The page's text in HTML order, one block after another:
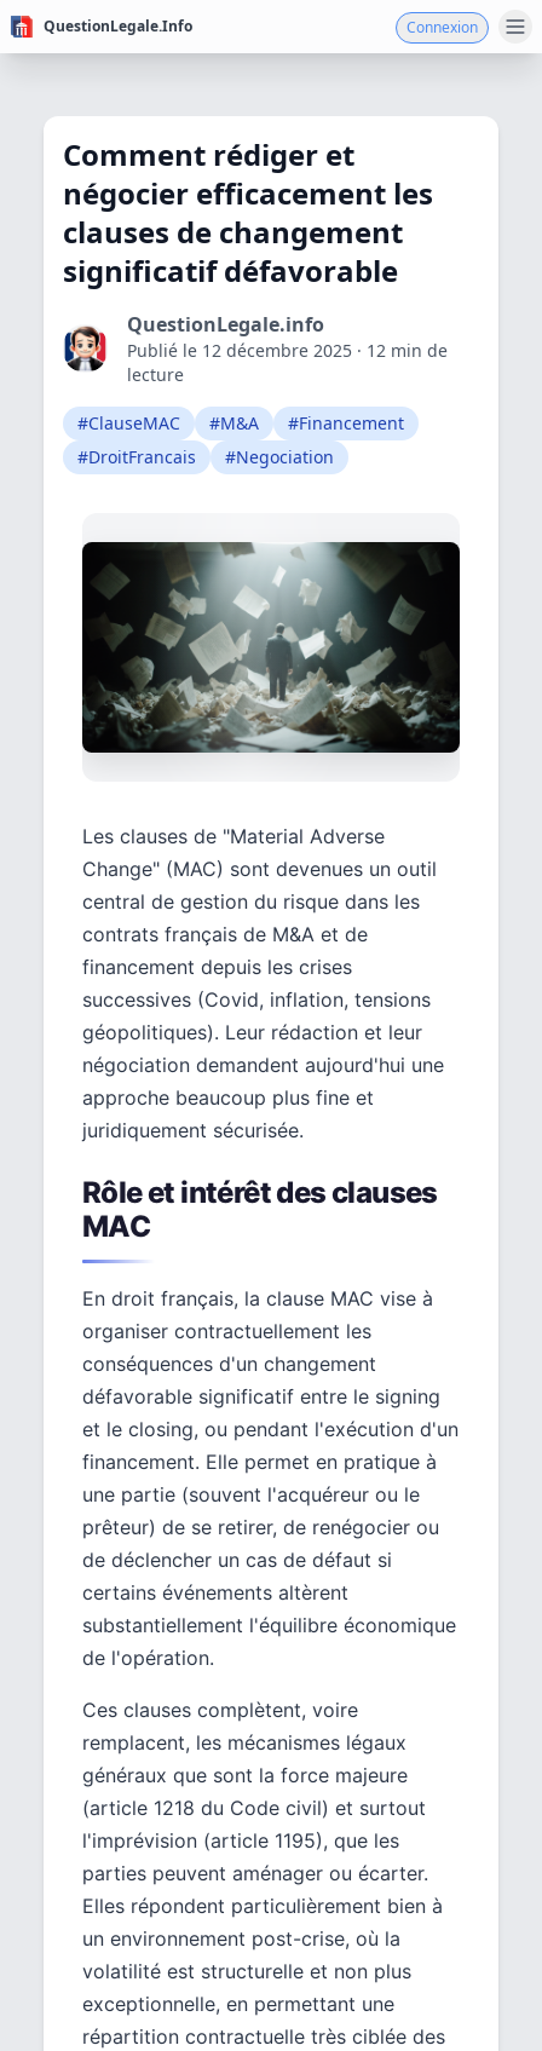
QuestionLegale.Info Connexion
Comment rédiger et
négocier efficacement les
clauses de changement
significatif défavorable
QuestionLegale.info
Publié le 12 décembre 2025 · 12 min de
lecture
#ClauseMAC #M&A
#Financement
#DroitFrancais
#Negociation
Les clauses de "Material Adverse
Change" (MAC) sont devenues un outil
central de gestion du risque dans les
contrats français de M&A et de
financement depuis les crises
successives (Covid, inflation, tensions
géopolitiques). Leur rédaction et leur
négociation demandent aujourd'hui une
approche beaucoup plus fine et
juridiquement sécurisée.
Rôle et intérêt des clauses
MAC
En droit français, la clause MAC vise à
organiser contractuellement les
conséquences d'un changement
défavorable significatif entre le signing
et le closing, ou pendant l'exécution d'un
financement. Elle permet en pratique à
une partie (souvent l'acquéreur ou le
prêteur) de se retirer, de renégocier ou
de déclencher un cas de défaut si
certains événements altèrent
substantiellement l'équilibre économique
de l'opération.
Ces clauses complètent, voire
remplacent, les mécanismes légaux
généraux que sont la force majeure
(article 1218 du Code civil) et surtout
l'imprévision (article 1195), que les
parties peuvent aménager ou écarter.
Elles répondent particulièrement bien à
un environnement post-crise, où la
volatilité est structurelle et non plus
exceptionnelle, en permettant une
répartition contractuelle très ciblée des